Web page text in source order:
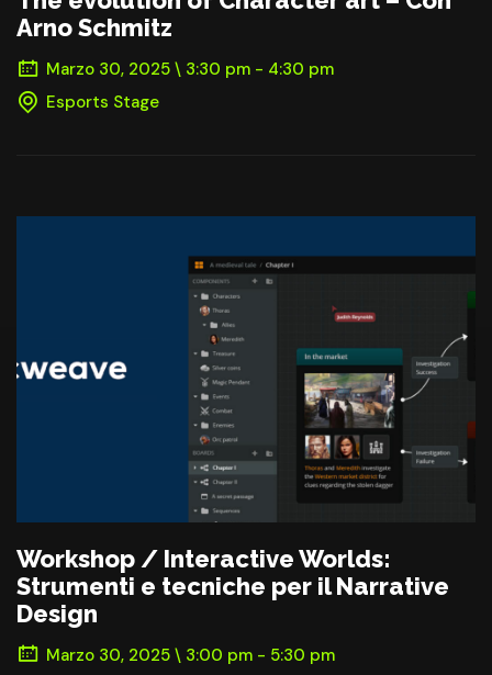
Arno Schmitz
Marzo 30, 2025 \ 3:30 pm - 4:30 pm
Esports Stage
Workshop / Interactive Worlds:
Strumenti e tecniche per il Narrative
Design
Marzo 30, 2025 \ 3:00 pm - 5:30 pm